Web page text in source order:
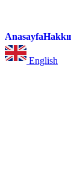
Anasayfa
English